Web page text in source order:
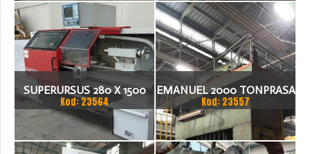
SUPERURSUS 280 X 1500
TOKARKA
Kod: 23564
EMANUEL 2000 TONPRASA
HYDRAULICZNA 3200 X
2000
Kod: 23557